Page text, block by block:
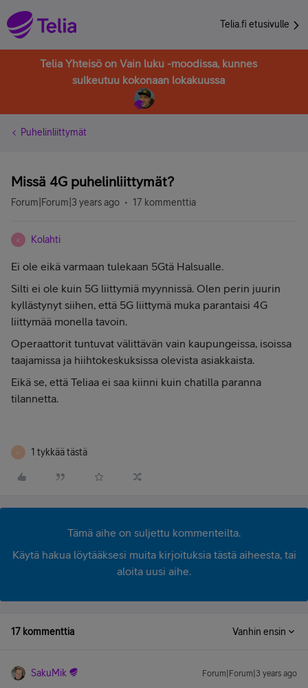
Telia.fi etusivulle
Telia Yhteisö on Vain luku -moodissa, kunnes
sulkeutuu kokonaan lokakuussa
Puhelinliittymät
Missä 4G puhelinliittymät?
Forum|Forum|3 years ago 17 kommenttia
K Kolahti
Ei ole eikä varmaan tulekaan 5Gtä Halsualle.
Silti ei ole kuin 5G liittymiä myynnissä. Olen perin juurin
kyllästynyt siihen, että 5G liittymä muka parantaisi 4G
liittymää monella tavoin.
Operaattorit tuntuvat välittävän vain kaupungeissa, isoissa
taajamissa ja hiihtokeskuksissa olevista asiakkaista.
Eikä se, että Teliaa ei saa kiinni kuin chatilla paranna
tilannetta.
P 1 tykkää tästä
Tämä aihe on suljettu kommenteilta.
Käytä hakua löytääksesi muita kirjoituksia tästä aiheesta, tai
aloita uusi aihe.
17 kommenttia Vanhin ensin
SakuMik Forum|Forum|3 years ago